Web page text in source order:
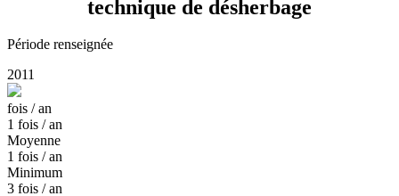
technique de désherbage
Période renseignée
2011
fois / an
1 fois / an
Moyenne
1 fois / an
Minimum
3 fois / an